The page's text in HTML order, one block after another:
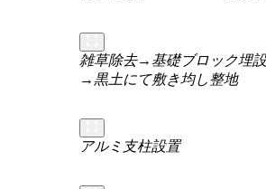
雑草除去→基礎ブロック埋設
→黒土にて敷き均し整地
アルミ支柱設置